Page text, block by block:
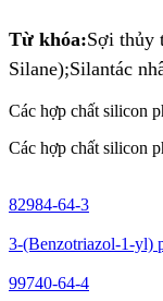
Từ khóa:Sợi thủy
Silane);Silantác
Các hợp chất silicon
Các hợp chất silicon
82984-64-3
3-(Benzotriazol-1-yl)
99740-64-4